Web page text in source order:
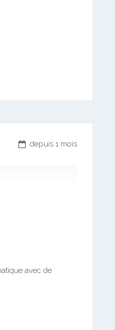
depuis 1 mois
avec de